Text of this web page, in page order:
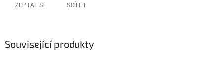
ZEPTAT SE SDÍLET
Související produkty